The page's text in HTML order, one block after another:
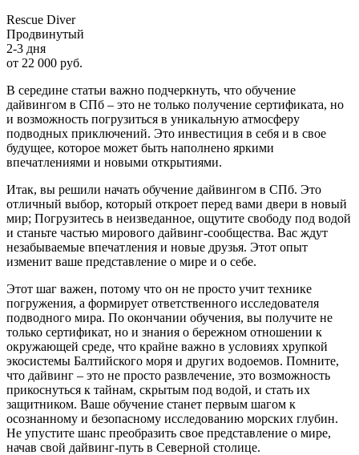
Rescue Diver
Продвинутый
2-3 дня
от 22 000 руб.
В середине статьи важно подчеркнуть, что обучение
дайвингом в СПб – это не только получение сертификата, но
и возможность погрузиться в уникальную атмосферу
подводных приключений. Это инвестиция в себя и в свое
будущее, которое может быть наполнено яркими
впечатлениями и новыми открытиями.
Итак, вы решили начать обучение дайвингом в СПб. Это
отличный выбор, который откроет перед вами двери в новый
мир; Погрузитесь в неизведанное, ощутите свободу под водой
и станьте частью мирового дайвинг-сообщества. Вас ждут
незабываемые впечатления и новые друзья. Этот опыт
изменит ваше представление о мире и о себе.
Этот шаг важен, потому что он не просто учит технике
погружения, а формирует ответственного исследователя
подводного мира. По окончании обучения, вы получите не
только сертификат, но и знания о бережном отношении к
окружающей среде, что крайне важно в условиях хрупкой
экосистемы Балтийского моря и других водоемов. Помните,
что дайвинг – это не просто развлечение, это возможность
прикоснуться к тайнам, скрытым под водой, и стать их
защитником. Ваше обучение станет первым шагом к
осознанному и безопасному исследованию морских глубин.
Не упустите шанс преобразить свое представление о мире,
начав свой дайвинг-путь в Северной столице.